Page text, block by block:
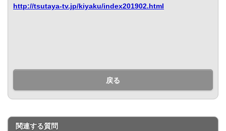
http://tsutaya-tv.jp/kiyaku/index201902.html
戻る
関連する質問